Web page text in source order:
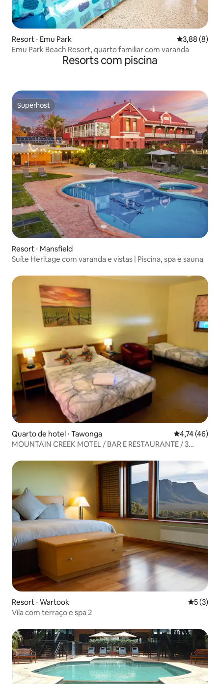
Resort ⋅ Emu Park 3,88 de uma
3,88 (8)
Emu Park Beach Resort, quarto familiar com varanda
Resorts com piscina
Superhost
Superhost
Resort ⋅ Mansfield
Suíte Heritage com varanda e vistas | Piscina, spa e sauna
Quarto de hotel ⋅ Tawonga 4,74 de uma
4,74 (46)
MOUNTAIN CREEK MOTEL / BAR E RESTAURANTE / 3
Resort ⋅ Wartook 5 de
5 (3)
Vila com terraço e spa 2